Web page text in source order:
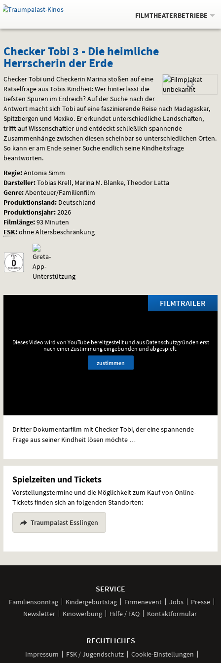
Springe
zum
,zum
.
Navigation
Service
Gehe
zur
Auswahl
FILMTHEATERBETRIEBE
Checker
Tobi
3
-
Die
heimliche
Herrscherin
der
Erde
Checker Tobi 3 - Die heimliche
Herrscherin der Erde
Checker Tobi und Checkerin Marina stoßen auf eine
Rätselfrage aus Tobis Kindheit: Wer hinterlässt die
tiefsten Spuren im Erdreich? Auf der Suche nach der
Antwort macht sich Tobi auf eine faszinierende Reise nach Madagaskar,
Spitzbergen und Mexiko. Er erkundet unterschiedliche Landschaften,
trifft auf Wissenschaftler und entdeckt schließlich spannende
Zusammenhänge zwischen diesen scheinbar so unterschiedlichen Orten.
So kann er am Ende seiner Suche endlich seine Kindheitsfrage
beantworten.
Regie:Antonia Simm
Darsteller:Tobias Krell, Marina M. Blanke, Theodor Latta
Genre:Abenteuer/Familienfilm
Produktionsland: Deutschland
Produktionsjahr:2026
Filmlänge:93 Minuten
FSK:ohne Altersbeschränkung
FILMTRAILER
Dieses Video wird von YouTube bereitgestellt und aus Datenschutzgründen erst
nach einer Zustimmung eingebunden und abgespielt.
zustimmen
Dritter Dokumentarfilm mit Checker Tobi, der eine spannende
Frage aus seiner Kindheit lösen möchte …
Spielzeiten und Tickets
Vorstellungstermine und die Möglichkeit zum Kauf von Online-
Tickets finden sich an folgenden Standorten:
Traumpalast Esslingen
SERVICE
Familiensonntag Kindergeburtstag Firmenevent Jobs
Presse
Newsletter
Kinowerbung Hilfe / FAQ Kontaktformular
RECHTLICHES
Impressum FSK / Jugendschutz
Cookie-Einstellungen